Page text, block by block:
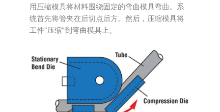
用压缩模具将材料围绕固定的弯曲模具弯曲。系
统首先将管夹在后切点后方。然后，压缩模具将
工件“压缩”到弯曲模具上。